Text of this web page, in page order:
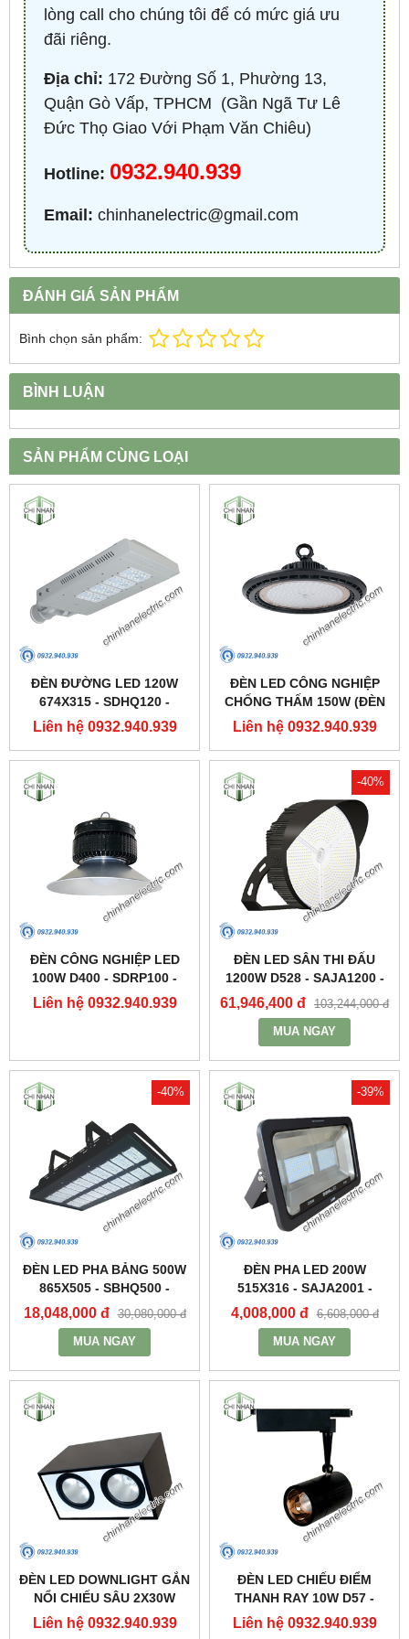
lòng call cho chúng tôi để có mức giá ưu
đãi riêng.
Địa chỉ: 172 Đường Số 1, Phường 13,
Quận Gò Vấp, TPHCM ​ (Gần Ngã Tư Lê
Đức Thọ Giao Với Phạm Văn Chiêu)
Hotline: 0932.940.939
Email: chinhanelectric@gmail.com
ĐÁNH GIÁ SẢN PHẨM
Bình chọn sản phẩm:
BÌNH LUẬN
SẢN PHẨM CÙNG LOẠI
ĐÈN ĐƯỜNG LED 120W
674X315 - SDHQ120 -
DUHAL
Liên hệ 0932.940.939
ĐÈN LED CÔNG NGHIỆP
CHỐNG THẤM 150W (ĐÈN
HIGHBAY NHÀ XƯỞNG) -
DDB150 - DUHAL
Liên hệ 0932.940.939
ĐÈN CÔNG NGHIỆP LED
100W D400 - SDRP100 -
DUHAL
Liên hệ 0932.940.939
-40%
ĐÈN LED SÂN THI ĐẤU
1200W D528 - SAJA1200 -
DUHAL
61,946,400 đ 103,244,000 đ
MUA NGAY
-40%
ĐÈN LED PHA BẢNG 500W
865X505 - SBHQ500 -
DUHAL
18,048,000 đ 30,080,000 đ
MUA NGAY
-39%
ĐÈN PHA LED 200W
515X316 - SAJA2001 -
DUHAL
4,008,000 đ 6,608,000 đ
MUA NGAY
ĐÈN LED DOWNLIGHT GẮN
NỔI CHIẾU SÂU 2X30W
310X160 - DFB2301 -
Liên hệ 0932.940.939
ĐÈN LED CHIẾU ĐIỂM
THANH RAY 10W D57 -
DIA1101 - DUHAL
Liên hệ 0932.940.939